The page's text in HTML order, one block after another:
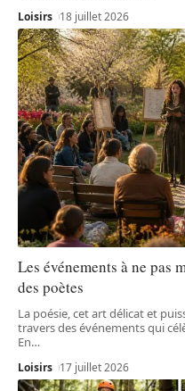
Loisirs 18 juillet 2026
Les événements à ne pas
des poètes
La poésie, cet art délicat et
travers des événements qui
En…
Loisirs 17 juillet 2026